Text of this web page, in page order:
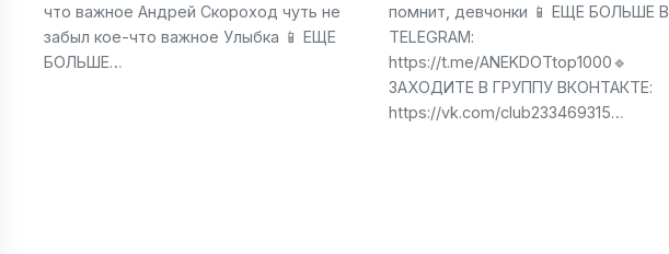
что важное Андрей Скороход чуть не
забыл кое-что важное Улыбка 📱 ЕЩЕ
БОЛЬШЕ…
помнит, девчонки 📱 ЕЩЕ БОЛЬШЕ В
TELEGRAM:
https://t.me/ANEKDOTtop1000🔹
ЗАХОДИТЕ В ГРУППУ ВКОНТАКТЕ:
https://vk.com/club233469315…